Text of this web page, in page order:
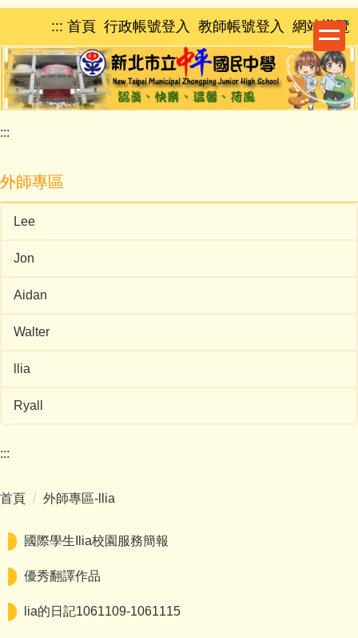
跳
主
要
內
容
區
::: 首頁 行政帳號登入 教師帳號登入 網站導覽
:::
外師專區
Lee
Jon
Aidan
Walter
llia
Ryall
:::
首頁 外師專區-llia
國際學生Ilia校園服務簡報
優秀翻譯作品
lia的日記1061109-1061115